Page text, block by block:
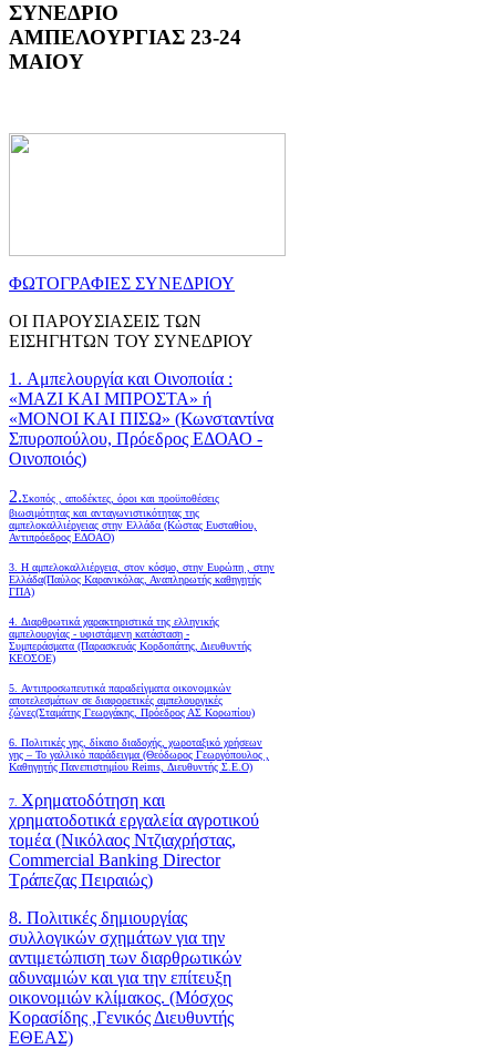
ΣΥΝΕΔΡΙΟ
ΑΜΠΕΛΟΥΡΓΙΑΣ 23-24
ΜΑΙΟΥ
ΦΩΤΟΓΡΑΦΙΕΣ ΣΥΝΕΔΡΙΟΥ
ΟΙ ΠΑΡΟΥΣΙΑΣΕΙΣ ΤΩΝ
ΕΙΣΗΓΗΤΩΝ ΤΟΥ ΣΥΝΕΔΡΙΟΥ
1. Αμπελουργία και Οινοποιία :
«ΜΑΖΙ ΚΑΙ ΜΠΡΟΣΤΑ» ή
«ΜΟΝΟΙ ΚΑΙ ΠΙΣΩ» (Κωνσταντίνα
Σπυροπούλου, Πρόεδρος ΕΔΟΑΟ -
Οινοποιός)
2.Σκοπός , αποδέκτες, όροι και προϋποθέσεις
βιωσιμότητας και ανταγωνιστικότητας της
αμπελοκαλλιέργειας στην Ελλάδα (Κώστας Ευσταθίου,
Αντιπρόεδρος ΕΔΟΑΟ)
3. Η αμπελοκαλλιέργεια, στον κόσμο, στην Ευρώπη , στην
Ελλάδα(Παύλος Καρανικόλας, Αναπληρωτής καθηγητής
ΓΠΑ)
4. Διαρθρωτικά χαρακτηριστικά της ελληνικής
αμπελουργίας - υφιστάμενη κατάσταση -
Συμπεράσματα (Παρασκευάς Κορδοπάτης, Διευθυντής
ΚΕΟΣΟΕ)
5. Αντιπροσωπευτικά παραδείγματα οικονομικών
αποτελεσμάτων σε διαφορετικές αμπελουργικές
ζώνες(Σταμάτης Γεωργάκης, Πρόεδρος ΑΣ Κορωπίου)
6. Πολιτικές γης, δίκαιο διαδοχής, χωροταξικό χρήσεων
γης – Το γαλλικό παράδειγμα (Θεόδωρος Γεωργόπουλος ,
Καθηγητής Πανεπιστημίου Reims, Διευθυντής Σ.Ε.Ο)
7. Χρηματοδότηση και
χρηματοδοτικά εργαλεία αγροτικού
τομέα (Νικόλαος Ντζιαχρήστας,
Commercial Banking Director
Τράπεζας Πειραιώς)
8. Πολιτικές δημιουργίας
συλλογικών σχημάτων για την
αντιμετώπιση των διαρθρωτικών
αδυναμιών και για την επίτευξη
οικονομιών κλίμακος. (Μόσχος
Κορασίδης ,Γενικός Διευθυντής
ΕΘΕΑΣ)